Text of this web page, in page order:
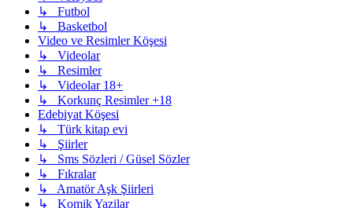
↳ Futbol
↳ Basketbol
Video ve Resimler Köşesi
↳ Videolar
↳ Resimler
↳ Videolar 18+
↳ Korkunç Resimler +18
Edebiyat Köşesi
↳ Türk kitap evi
↳ Şiirler
↳ Sms Sözleri / Güsel Sözler
↳ Fıkralar
↳ Amatör Aşk Şiirleri
↳ Komik Yazilar